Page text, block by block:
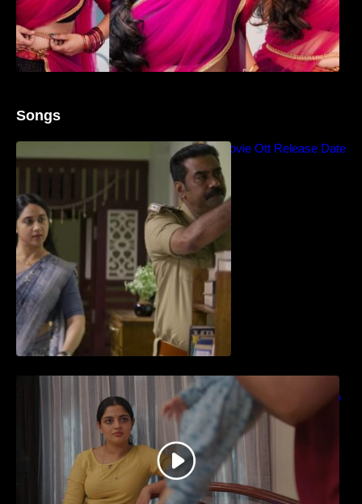
Songs
Blockbuster Thalavan Movie Ott Release Date
– Video Song Release
തിയേറ്ററിൽ വൻ വിജയമായി മുന്നേറിയ
ഗുരുവായൂർ അംബലനടയിൽ… വീഡിയോ
സോങ്ങ്..